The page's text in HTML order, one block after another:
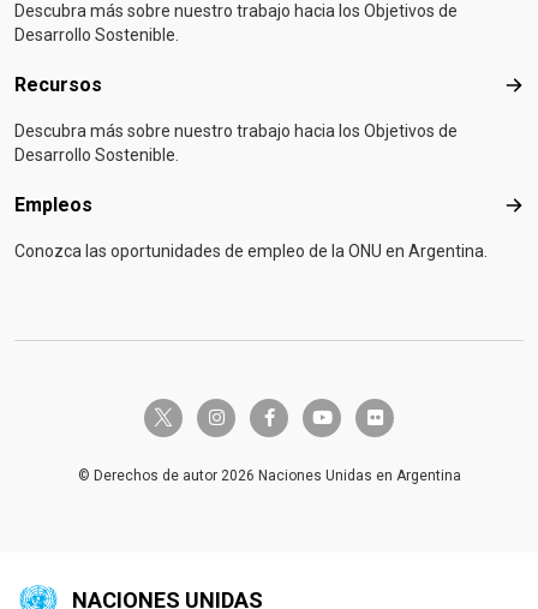
Descubra más sobre nuestro trabajo hacia los Objetivos de
Desarrollo Sostenible.
Recursos
Descubra más sobre nuestro trabajo hacia los Objetivos de
Desarrollo Sostenible.
Empleos
Conozca las oportunidades de empleo de la ONU en Argentina.
twitter-x instagramfacebook-fyoutube flickr
© Derechos de autor 2026 Naciones Unidas en Argentina
NACIONES UNIDAS